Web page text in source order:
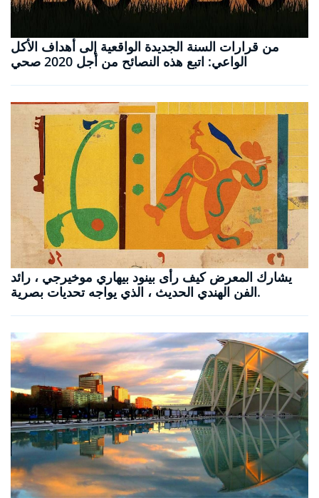
من قرارات السنة الجديدة الواقعية إلى أهداف الأكل
الواعي: اتبع هذه النصائح من أجل 2020 صحي
يشارك المعرض كيف رأى بينود بيهاري موخيرجي ، رائد
الفن الهندي الحديث ، الذي يواجه تحديات بصرية.